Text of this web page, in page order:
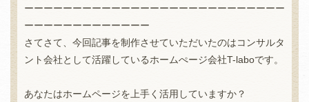
ーーーーーーーーーーーーーーーーーーーーーーーーーーー
ーーーーーーーーーーーーー
さてさて、今回記事を制作させていただいたのはコンサルタ
ント会社として活躍しているホームぺージ会社T-laboです。
あなたはホームページを上手く活用していますか？